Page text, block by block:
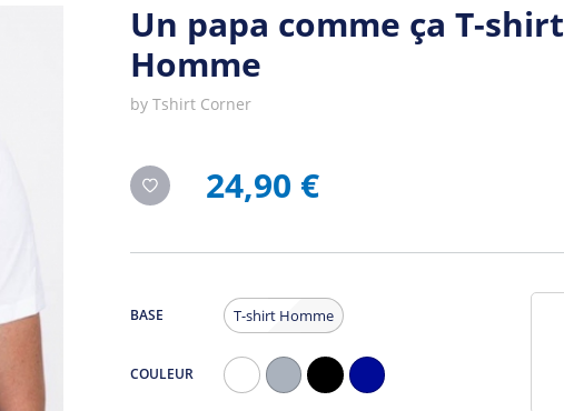
Un papa comme ça T-shirt
Homme
by Tshirt Corner
24,90 €
BASE T-shirt Homme
COULEUR